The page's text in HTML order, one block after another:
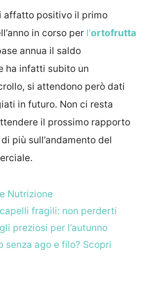
affatto positivo il primo
in corso per l’ortofrutta
annua il saldo
ha infatti subito un
si attendono però dati
in futuro. Non ci resta
il prossimo rapporto
più sull’andamento del
Nutrizione
fragili: non perderti
preziosi per l’autunno
senza ago e filo? Scopri